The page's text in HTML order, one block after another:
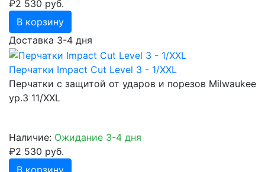
₽2 530 руб.
В корзину
Доставка 3-4 дня
Перчатки Impact Cut Level 3 - 1/XXL
Перчатки с защитой от ударов и порезов Milwaukee
ур.3 11/XXL
Наличие: Ожидание 3-4 дня
₽2 530 руб.
В корзину